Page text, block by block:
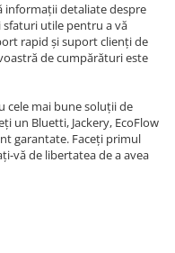
informații detaliate despre
sfaturi utile pentru a vă
rapid și suport clienți de
de cumpărături este
cele mai bune soluții de
un Bluetti, Jackery, EcoFlow
garantate. Faceți primul
vă de libertatea de a avea